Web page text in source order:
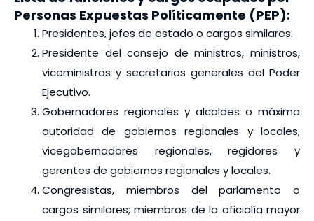
Personas Expuestas Políticamente (PEP):
Presidentes, jefes de estado o cargos similares.
Presidente del consejo de ministros, ministros,
viceministros y secretarios generales del Poder
Ejecutivo.
Gobernadores regionales y alcaldes o máxima
autoridad de gobiernos regionales y locales,
vicegobernadores regionales, regidores y
gerentes de gobiernos regionales y locales.
Congresistas, miembros del parlamento o
cargos similares; miembros de la oficialía mayor